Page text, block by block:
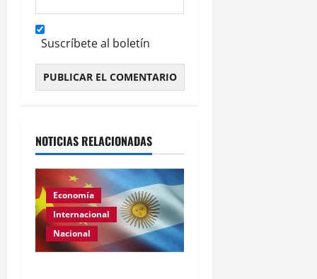
Suscríbete al boletín
NOTICIAS RELACIONADAS
Economía
Internacional
Nacional